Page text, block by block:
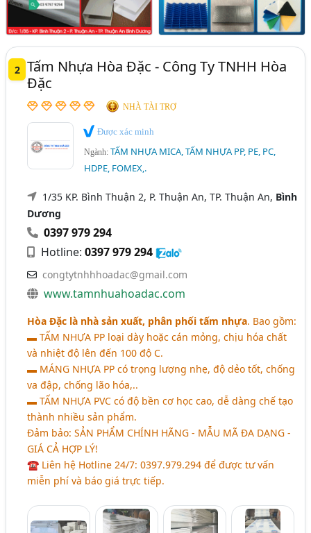
2 Tấm Nhựa Hòa Đặc - Công Ty TNHH Hòa
Đặc
NHÀ TÀI TRỢ
Được xác minh
Ngành:TẤM NHỰA MICA, TẤM NHỰA PP, PE, PC,
HDPE, FOMEX,.
1/35 KP. Bình Thuận 2, P. Thuận An, TP. Thuận An, Bình
Dương
0397 979 294
Hotline:0397 979 294
congtytnhhhoadac@gmail.com
www.tamnhuahoadac.com
Hòa Đặc là nhà sản xuất, phân phối tấm nhựa. Bao gồm:
▬TẤM NHỰA PP loại dày hoặc cán mỏng, chịu hóa chất
và nhiệt độ lên đến 100 độ C.
▬ MÁNG NHỰA PP có trọng lượng nhẹ, độ dẻo tốt, chống
va đập, chống lão hóa,..
▬TẤM NHỰA PVC có độ bền cơ học cao, dễ dàng chế tạo
thành nhiều sản phẩm.
Đảm bảo:SẢN PHẨM CHÍNH HÃNG - MẪU MÃ ĐA DẠNG -
GIÁ CẢ HỢP LÝ!
☎ Liên hệ Hotline 24/7: 0397.979.294 để được tư vấn
miễn phí và báo giá trực tiếp.